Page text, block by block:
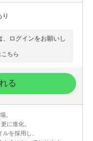
り
ログインをお願いし
ちら
る
。
に進化。
を採用し、